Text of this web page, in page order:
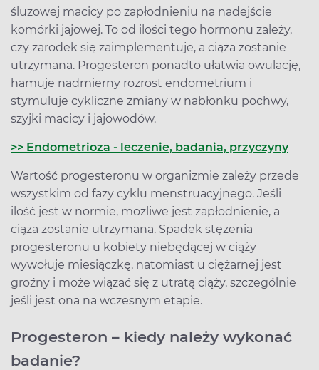
śluzowej macicy po zapłodnieniu na nadejście
komórki jajowej. To od ilości tego hormonu zależy,
czy zarodek się zaimplementuje, a ciąża zostanie
utrzymana. Progesteron ponadto ułatwia owulację,
hamuje nadmierny rozrost endometrium i
stymuluje cykliczne zmiany w nabłonku pochwy,
szyjki macicy i jajowodów.
>> Endometrioza - leczenie, badania, przyczyny
Wartość progesteronu w organizmie zależy przede
wszystkim od fazy cyklu menstruacyjnego. Jeśli
ilość jest w normie, możliwe jest zapłodnienie, a
ciąża zostanie utrzymana. Spadek stężenia
progesteronu u kobiety niebędącej w ciąży
wywołuje miesiączkę, natomiast u ciężarnej jest
groźny i może wiązać się z utratą ciąży, szczególnie
jeśli jest ona na wczesnym etapie.
Progesteron – kiedy należy wykonać
badanie?